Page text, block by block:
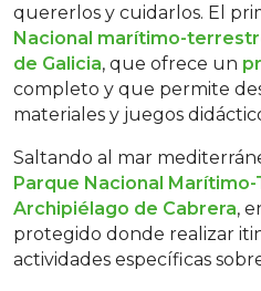
quererlos y cuidarlos. El
Nacional marítimo-
de Galicia, que ofrece un
completo y que permite
materiales y juegos
Saltando al mar
Parque Nacional
Archipiélago de Cabrera,
protegido donde realizar
actividades específicas